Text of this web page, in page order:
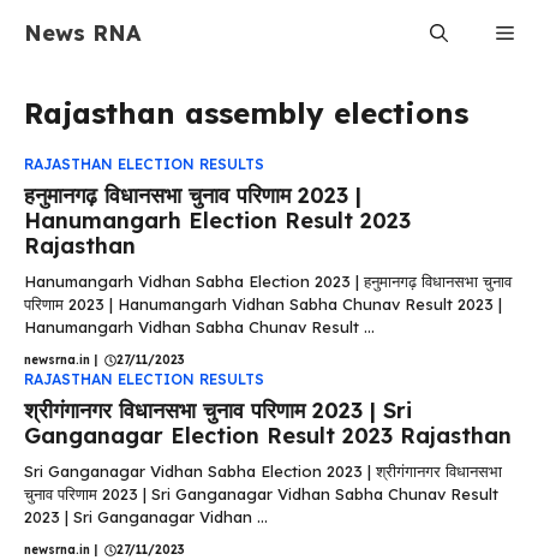
News RNA
Rajasthan assembly elections
RAJASTHAN ELECTION RESULTS
हनुमानगढ़ विधानसभा चुनाव परिणाम 2023 |
Hanumangarh Election Result 2023
Rajasthan
Hanumangarh Vidhan Sabha Election 2023 | हनुमानगढ़ विधानसभा चुनाव
परिणाम 2023 | Hanumangarh Vidhan Sabha Chunav Result 2023 |
Hanumangarh Vidhan Sabha Chunav Result ...
newsrna.in | 27/11/2023
RAJASTHAN ELECTION RESULTS
श्रीगंगानगर विधानसभा चुनाव परिणाम 2023 | Sri
Ganganagar Election Result 2023 Rajasthan
Sri Ganganagar Vidhan Sabha Election 2023 | श्रीगंगानगर विधानसभा
चुनाव परिणाम 2023 | Sri Ganganagar Vidhan Sabha Chunav Result
2023 | Sri Ganganagar Vidhan ...
newsrna.in | 27/11/2023